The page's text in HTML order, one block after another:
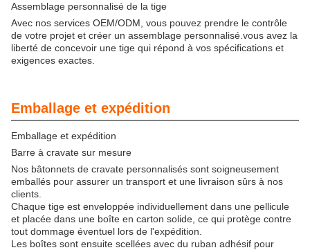
Assemblage personnalisé de la tige
Avec nos services OEM/ODM, vous pouvez prendre le contrôle
de votre projet et créer un assemblage personnalisé.vous avez la
liberté de concevoir une tige qui répond à vos spécifications et
exigences exactes.
Emballage et expédition
Emballage et expédition
Barre à cravate sur mesure
Nos bâtonnets de cravate personnalisés sont soigneusement
emballés pour assurer un transport et une livraison sûrs à nos
clients.
Chaque tige est enveloppée individuellement dans une pellicule
et placée dans une boîte en carton solide, ce qui protège contre
tout dommage éventuel lors de l'expédition.
Les boîtes sont ensuite scellées avec du ruban adhésif pour